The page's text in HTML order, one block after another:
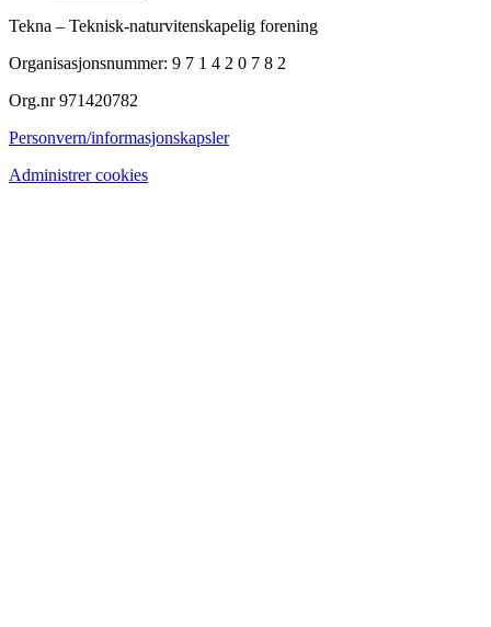
Tekna – Teknisk-naturvitenskapelig forening
Organisasjonsnummer: 9 7 1 4 2 0 7 8 2
Org.nr 971420782
Personvern/informasjonskapsler
Administrer cookies